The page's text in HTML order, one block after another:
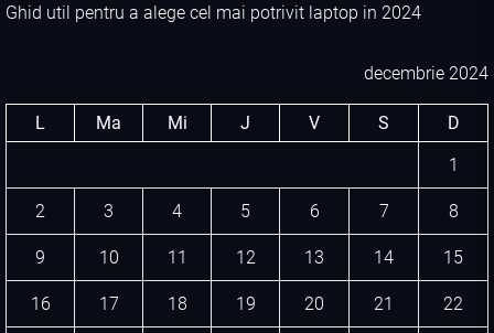
Ghid util pentru a alege cel mai potrivit laptop in 2024
decembrie 2024
L Ma Mi J V S
D
1
2 3 4 5 6 7 8
9 10 11 12 13 14 15
16 17 18 19 20 21 22